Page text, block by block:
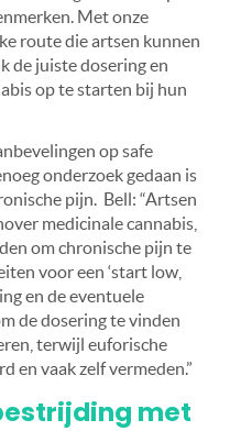
Met onze
route die artsen kunnen
de juiste dosering en
op te starten bij hun
op safe
onderzoek gedaan is
pijn. Bell: “Artsen
medicinale cannabis,
om chronische pijn te
voor een ‘start low,
en de eventuele
de dosering te vinden
terwijl euforische
en vaak zelf vermeden.”
met